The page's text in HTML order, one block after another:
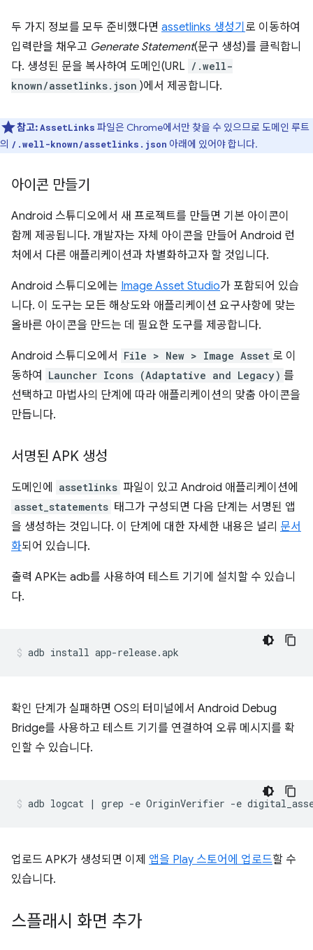
두 가지 정보를 모두 준비했다면 assetlinks 생성기 로 이동하여
입력란을 채우고 Generate Statement(문구 생성)를 클릭합니
다. 생성된 문을 복사하여 도메인(URL /.well-
known/assetlinks.json )에서 제공합니다.
참고:AssetLinks 파일은 Chrome에서만 찾을 수 있으므로 도메인 루트
의 /.well-known/assetlinks.json 아래에 있어야 합니다.
아이콘 만들기
Android 스튜디오에서 새 프로젝트를 만들면 기본 아이콘이
함께 제공됩니다. 개발자는 자체 아이콘을 만들어 Android 런
처에서 다른 애플리케이션과 차별화하고자 할 것입니다.
Android 스튜디오에는 Image Asset Studio가 포함되어 있습
니다. 이 도구는 모든 해상도와 애플리케이션 요구사항에 맞는
올바른 아이콘을 만드는 데 필요한 도구를 제공합니다.
Android 스튜디오에서 File > New > Image Asset 로 이
동하여
Launcher Icons (Adaptative and Legacy) 를
선택하고 마법사의 단계에 따라 애플리케이션의 맞춤 아이콘을
만듭니다.
서명된 APK 생성
도메인에 assetlinks 파일이 있고 Android 애플리케이션에
asset_statements 태그가 구성되면 다음 단계는 서명된 앱
을 생성하는 것입니다. 이 단계에 대한 자세한 내용은 널리 문서
화되어 있습니다.
출력 APK는 adb를 사용하여 테스트 기기에 설치할 수 있습니
다.
확인 단계가 실패하면 OS의 터미널에서 Android Debug
Bridge를 사용하고 테스트 기기를 연결하여 오류 메시지를 확
인할 수 있습니다.
업로드 APK가 생성되면 이제 앱을 Play 스토어에 업로드할 수
있습니다.
스플래시 화면 추가